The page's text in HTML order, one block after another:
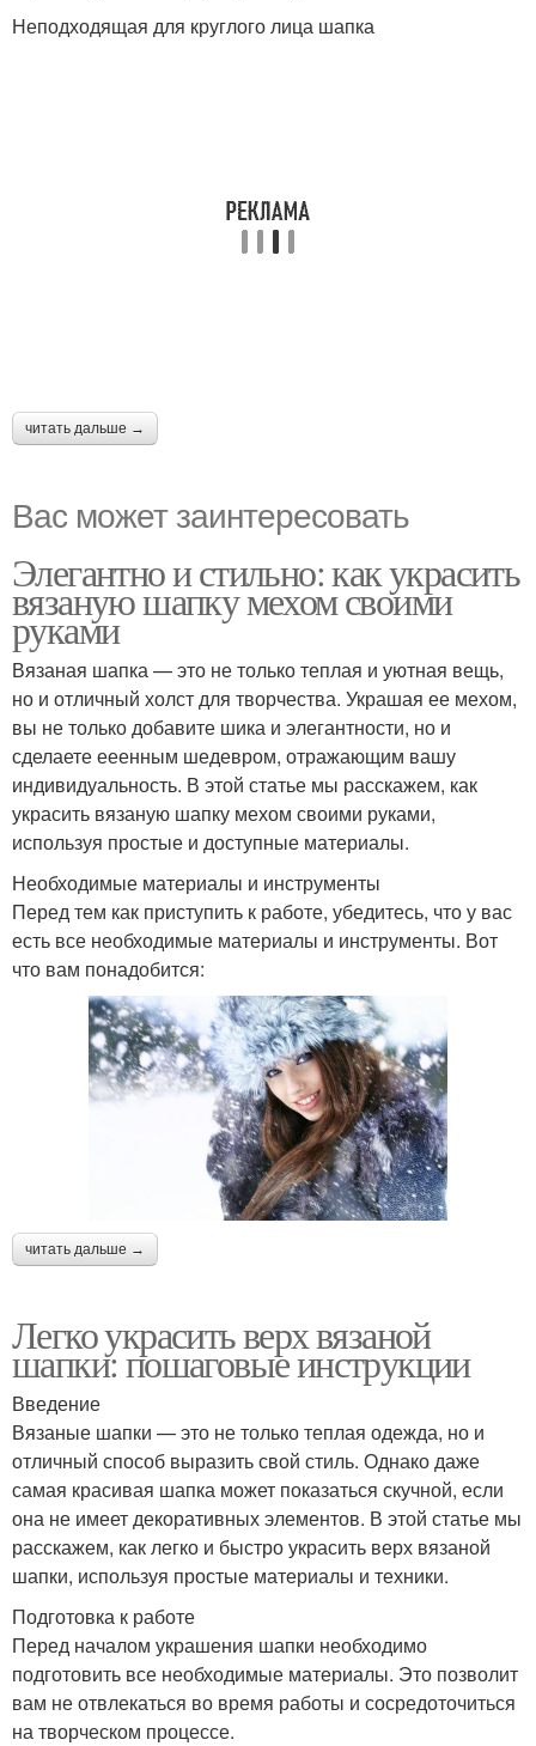
Неподходящая для круглого лица шапка
читать дальше →
Вас может заинтересовать
Элегантно и стильно: как украсить
вязаную шапку мехом своими
руками
Вязаная шапка — это не только теплая и уютная вещь,
но и отличный холст для творчества. Украшая ее мехом,
вы не только добавите шика и элегантности, но и
сделаете ееенным шедевром, отражающим вашу
индивидуальность. В этой статье мы расскажем, как
украсить вязаную шапку мехом своими руками,
используя простые и доступные материалы.
Необходимые материалы и инструменты
Перед тем как приступить к работе, убедитесь, что у вас
есть все необходимые материалы и инструменты. Вот
что вам понадобится:
читать дальше →
Легко украсить верх вязаной
шапки: пошаговые инструкции
Введение
Вязаные шапки — это не только теплая одежда, но и
отличный способ выразить свой стиль. Однако даже
самая красивая шапка может показаться скучной, если
она не имеет декоративных элементов. В этой статье мы
расскажем, как легко и быстро украсить верх вязаной
шапки, используя простые материалы и техники.
Подготовка к работе
Перед началом украшения шапки необходимо
подготовить все необходимые материалы. Это позволит
вам не отвлекаться во время работы и сосредоточиться
на творческом процессе.